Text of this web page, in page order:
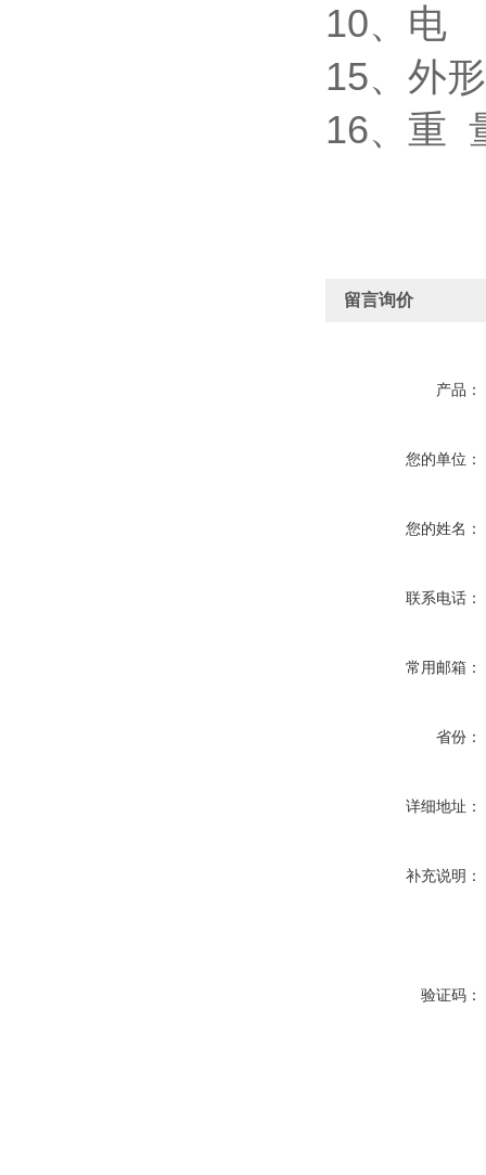
10、电
15、外
16、重
留言询价
产品：
您的单位：
您的姓名：
联系电话：
常用邮箱：
省份：
详细地址：
补充说明：
验证码：